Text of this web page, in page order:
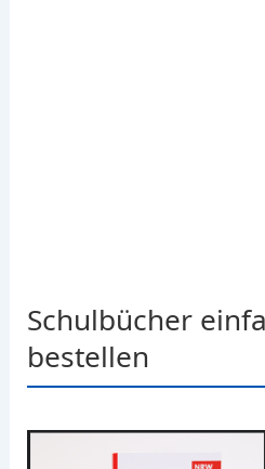
Schulbücher
bestellen